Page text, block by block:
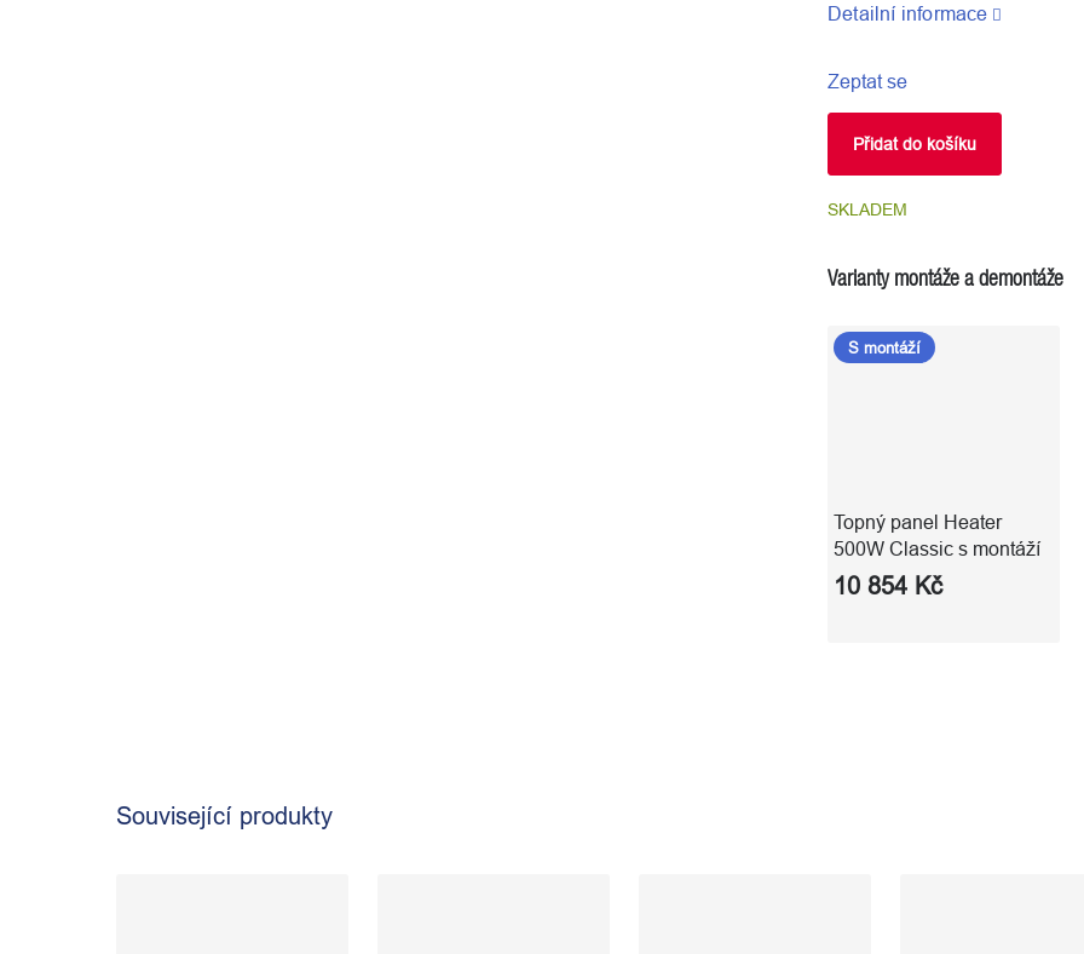
SKLADEM
Přidat do košíku
Detailní informace
Zeptat se
Varianty montáže a demontáže
S montáží
Topný panel Heater
500W Classic s montáží
10 854 Kč
Související produkty